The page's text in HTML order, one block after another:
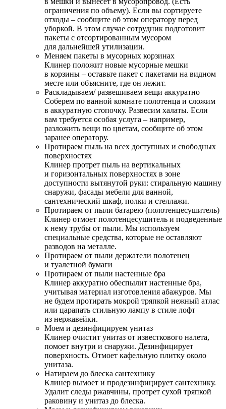
ограничения по объему). Если вы сортируете
отходы – сообщите об этом оператору перед
уборкой. В этом случае сотрудник подготовит
пакеты с отсортированным мусором
для дальнейшей утилизации.
Меняем пакеты в мусорных корзинах
Клинер положит новые мусорные мешки
в корзины – оставьте пакет с пакетами на видном
месте или объясните, где он лежит.
Раскладываем/ развешиваем вещи аккуратно
Соберем по ванной комнате полотенца и сложим
в аккуратную стопочку. Развесим халаты. Если
вам требуется особая услуга – например,
разложить вещи по цветам, сообщите об этом
заранее оператору.
Протираем пыль на всех доступных и свободных
поверхностях
Клинер протрет пыль на вертикальных
и горизонтальных поверхностях в зоне
доступности вытянутой руки: стиральную машину
снаружи, фасады мебели для ванной,
сантехнический шкаф, полки и стеллажи.
Протираем от пыли батарею (полотенцесушитель)
Клинер отмоет полотенцесушитель и подведенные
к нему трубы от пыли. Мы используем
специальные средства, которые не оставляют
разводов на металле.
Протираем от пыли держатели полотенец
и туалетной бумаги
Протираем от пыли настенные бра
Клинер аккуратно обеспылит настенные бра,
учитывая материал изготовления абажуров. Мы
не будем протирать мокрой тряпкой нежный атлас
или царапать стильную лампу в стиле лофт
из нержавейки.
Моем и дезинфицируем унитаз
Клинер очистит унитаз от известкового налета,
помоет внутри и снаружи. Дезинфицирует
поверхность. Отмоет кафельную плитку около
унитаза.
Натираем до блеска сантехнику
Клинер вымоет и продезинфицирует сантехнику.
Удалит следы ржавчины, протрет сухой тряпкой
раковину и унитаз до блеска.